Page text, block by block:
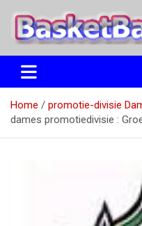
naar
Etten
Home
promotie-divisie
dames promotiedivisie :